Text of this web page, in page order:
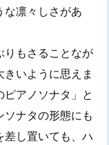
な凛々しさがあ
りもさることなが
いように思えま
アノソナタ」と
ナタの形態にも
差し置いても、ハ